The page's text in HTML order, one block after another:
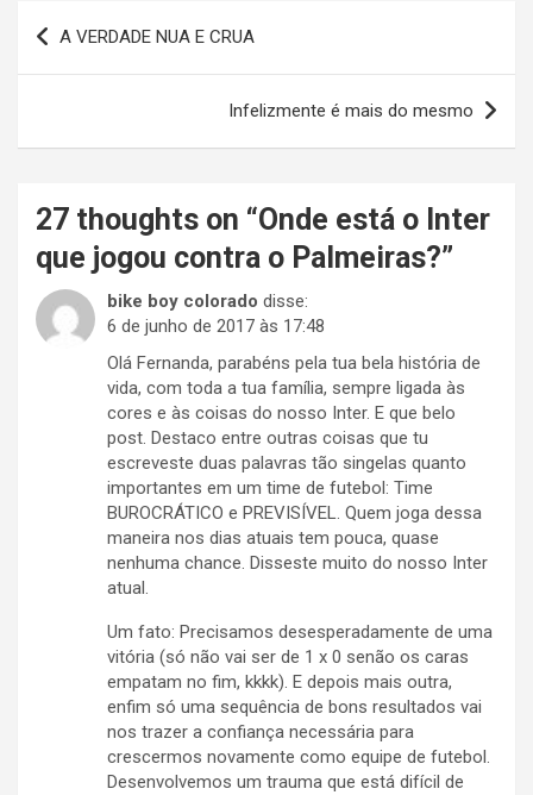
Navegação
de
A VERDADE NUA E CRUA
Infelizmente é mais do mesmo
27 thoughts on “Onde está o Inter
que jogou contra o Palmeiras?”
bike boy colorado disse:
6 de junho de 2017 às 17:48
Olá Fernanda, parabéns pela tua bela história de
vida, com toda a tua família, sempre ligada às
cores e às coisas do nosso Inter. E que belo
post. Destaco entre outras coisas que tu
escreveste duas palavras tão singelas quanto
importantes em um time de futebol: Time
BUROCRÁTICO e PREVISÍVEL. Quem joga dessa
maneira nos dias atuais tem pouca, quase
nenhuma chance. Disseste muito do nosso Inter
atual.
Um fato: Precisamos desesperadamente de uma
vitória (só não vai ser de 1 x 0 senão os caras
empatam no fim, kkkk). E depois mais outra,
enfim só uma sequência de bons resultados vai
nos trazer a confiança necessária para
crescermos novamente como equipe de futebol.
Desenvolvemos um trauma que está difícil de